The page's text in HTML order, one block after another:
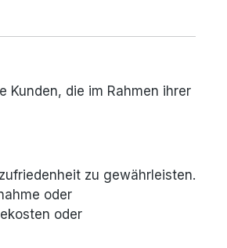
Kunden, die im Rahmen ihrer
zu gewährleisten.
oder
oder